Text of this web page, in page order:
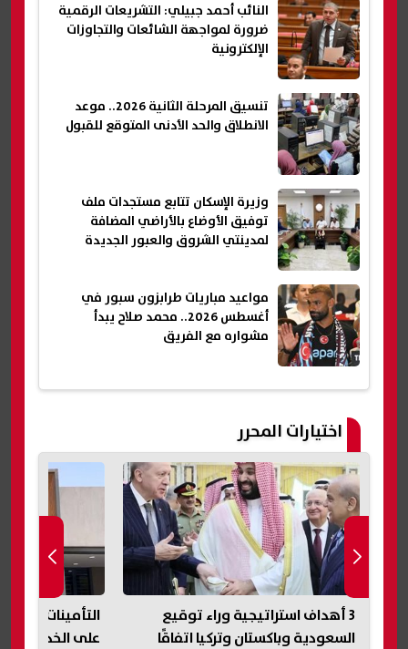
النائب أحمد جبيلي: التشريعات الرقمية
ضرورة لمواجهة الشائعات والتجاوزات
الإلكترونية
تنسيق المرحلة الثانية 2026.. موعد
الانطلاق والحد الأدنى المتوقع للقبول
وزيرة الإسكان تتابع مستجدات ملف
توفيق الأوضاع بالأراضي المضافة
لمدينتي الشروق والعبور الجديدة
مواعيد مباريات طرابزون سبور في
أغسطس 2026.. محمد صلاح يبدأ
مشواره مع الفريق
اختيارات المحرر
3 أهداف استراتيجية وراء توقيع
السعودية وباكستان وتركيا اتفاقًا
على الخدمات